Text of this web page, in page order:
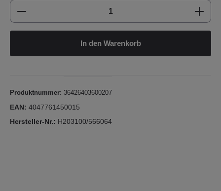
Produkt Anzahl: Gib den gewünschten
In den Warenkorb
Produktnummer: 36426403600207
EAN: 4047761450015
Hersteller-Nr.: H203100/566064